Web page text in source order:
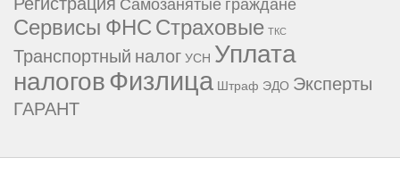
Сервисы ФНССтраховые ТКС
Транспортный налогУСН Уплата
налоговФизлица Штраф ЭДО Эксперты
ГАРАНТ